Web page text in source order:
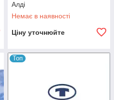
Алді
Немає в наявності
Ціну уточнюйте
Топ